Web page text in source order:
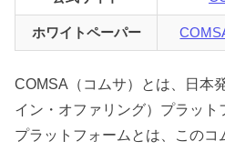
ホワイトペーパー
COMSA（コムサ）とは、日本
イン・オファリング）プラット
プラットフォームとは、このコ